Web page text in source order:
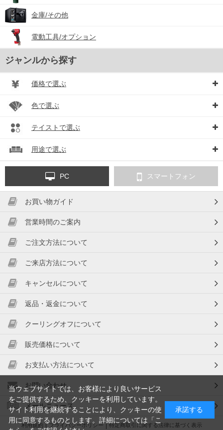
金庫/その他
電動工具/オプション
ジャンルから探す
価格で選ぶ
色で選ぶ
テイストで選ぶ
用途で選ぶ
PC スマートフォン
お買い物ガイド
営業時間のご案内
ご注文方法について
ご来店方法について
キャンセルについて
返品・返金について
クーリングオフについて
販売価格について
お支払い方法について
お問い合わせ
メールニュース
利用規約 プライバシーポリシー 特定商取引に関する法律に基づく表示
当ウェブサイトでは、お客様により良いサービス
をご提供するため、クッキーを利用しています。
サイト利用を継続することにより、クッキーの使
用に同意するものとします。詳細については「 こ
承諾する